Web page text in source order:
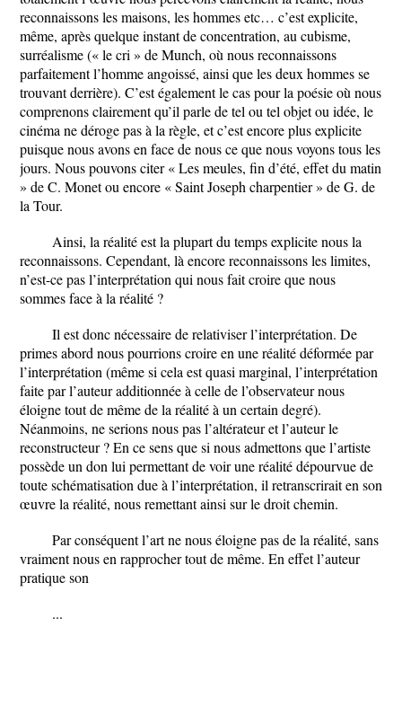
reconnaissons les maisons, les hommes etc… c’est explicite,
même, après quelque instant de concentration, au cubisme,
surréalisme (« le cri » de Munch, où nous reconnaissons
parfaitement l’homme angoissé, ainsi que les deux hommes se
trouvant derrière). C’est également le cas pour la poésie où nous
comprenons clairement qu’il parle de tel ou tel objet ou idée, le
cinéma ne déroge pas à la règle, et c’est encore plus explicite
puisque nous avons en face de nous ce que nous voyons tous les
jours. Nous pouvons citer « Les meules, fin d’été, effet du matin
» de C. Monet ou encore « Saint Joseph charpentier » de G. de
la Tour.
Ainsi, la réalité est la plupart du temps explicite nous la
reconnaissons. Cependant, là encore reconnaissons les limites,
n’est-ce pas l’interprétation qui nous fait croire que nous
sommes face à la réalité ?
Il est donc nécessaire de relativiser l’interprétation. De
primes abord nous pourrions croire en une réalité déformée par
l’interprétation (même si cela est quasi marginal, l’interprétation
faite par l’auteur additionnée à celle de l’observateur nous
éloigne tout de même de la réalité à un certain degré).
Néanmoins, ne serions nous pas l’altérateur et l’auteur le
reconstructeur ? En ce sens que si nous admettons que l’artiste
possède un don lui permettant de voir une réalité dépourvue de
toute schématisation due à l’interprétation, il retranscrirait en son
œuvre la réalité, nous remettant ainsi sur le droit chemin.
Par conséquent l’art ne nous éloigne pas de la réalité, sans
vraiment nous en rapprocher tout de même. En effet l’auteur
pratique son
...